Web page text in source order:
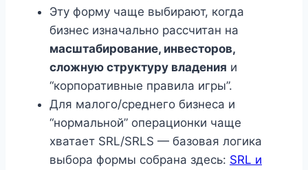
Эту форму чаще выбирают, когда
бизнес изначально рассчитан на
масштабирование, инвесторов,
сложную структуру владения и
“корпоративные правила игры”.
Для малого/среднего бизнеса и
“нормальной” операционки чаще
хватает SRL/SRLS — базовая логика
выбора формы собрана здесь: SRL и